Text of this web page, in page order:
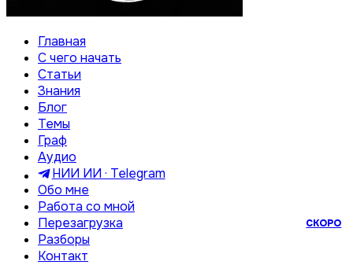
Главная
С чего начать
Статьи
Знания
Блог
Темы
Граф
Аудио
НИИ ИИ · Telegram
Обо мне
Работа со мной
Перезагрузка
СКОРО
Разборы
Контакт